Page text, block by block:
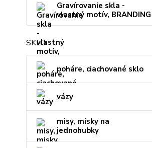
Gravírovanie skla -
vlastný motív, BRANDING
SKLO
poháre, ciachované sklo
vázy
misy, misky na
jednohubky